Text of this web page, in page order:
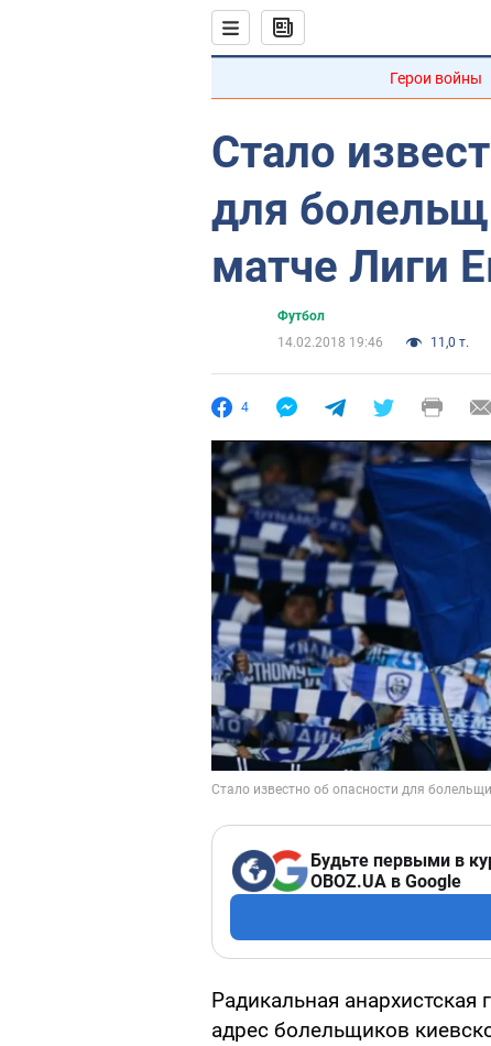
Герои войны
Стало
для
матче Лиги
Футбол
14.02.2018 19:46
11,0 т.
4
Будьте первыми в
OBOZ.UA в Google
Радикальная анархистская
адрес болельщиков